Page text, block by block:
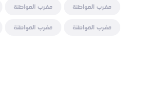
مغرب المواطنة مغرب المواطنة
مغرب المواطنة
مغرب المواطنة